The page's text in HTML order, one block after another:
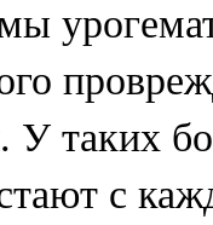
У таких
с